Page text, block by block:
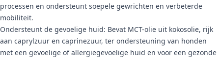
processen en ondersteunt soepele gewrichten en verbeterde
mobiliteit.
Ondersteunt de gevoelige huid: Bevat MCT-olie uit kokosolie, rijk
aan caprylzuur en caprinezuur, ter ondersteuning van honden
met een gevoelige of allergiegevoelige huid en voor een gezonde